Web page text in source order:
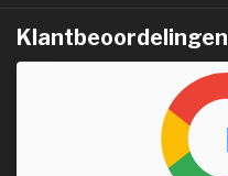
Klantbeoordelingen